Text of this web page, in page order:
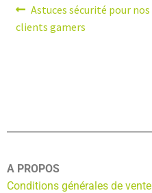
k
Astuces sécurité pour nos
clients gamers
A PROPOS
Conditions générales de vente